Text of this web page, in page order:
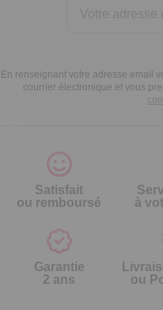
En renseignant votre adresse email
courrier électronique et vous
Satisfait
ou remboursé
à
Garantie
2 ans
ou